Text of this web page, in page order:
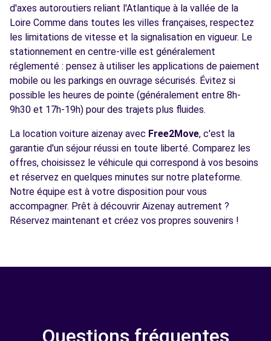
d'axes autoroutiers reliant l'Atlantique à la vallée de la
Loire Comme dans toutes les villes françaises, respectez
les limitations de vitesse et la signalisation en vigueur. Le
stationnement en centre-ville est généralement
réglementé : pensez à utiliser les applications de paiement
mobile ou les parkings en ouvrage sécurisés. Évitez si
possible les heures de pointe (généralement entre 8h-
9h30 et 17h-19h) pour des trajets plus fluides.
La location voiture aizenay avec Free2Move, c'est la
garantie d'un séjour réussi en toute liberté. Comparez les
offres, choisissez le véhicule qui correspond à vos besoins
et réservez en quelques minutes sur notre plateforme.
Notre équipe est à votre disposition pour vous
accompagner. Prêt à découvrir Aizenay autrement ?
Réservez maintenant et créez vos propres souvenirs !
Questions fréquentes